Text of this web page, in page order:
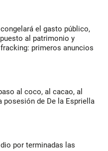
el gasto público,
al patrimonio y
primeros anuncios
al coco, al cacao, al
posesión de De la Espriella
por terminadas las